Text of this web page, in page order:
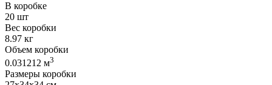
В коробке
20 шт
Вес коробки
8.97 кг
Объем коробки
0.031212 м3
Размеры коробки